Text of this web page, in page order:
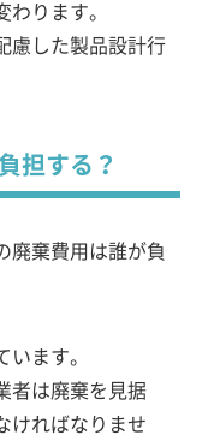
わります。
慮した製品設計行
担する？
廃棄費用は誰が負
ます。
者は廃棄を見据
ければなりませ